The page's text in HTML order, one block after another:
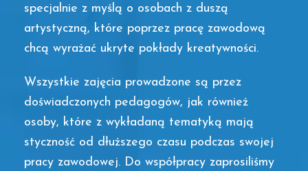
specjalnie z myślą o osobach z duszą
artystyczną, które poprzez pracę zawodową
chcą wyrażać ukryte pokłady kreatywności.
Wszystkie zajęcia prowadzone są przez
doświadczonych pedagogów, jak również
osoby, które z wykładaną tematyką mają
styczność od dłuższego czasu podczas swojej
pracy zawodowej. Do współpracy zaprosiliśmy